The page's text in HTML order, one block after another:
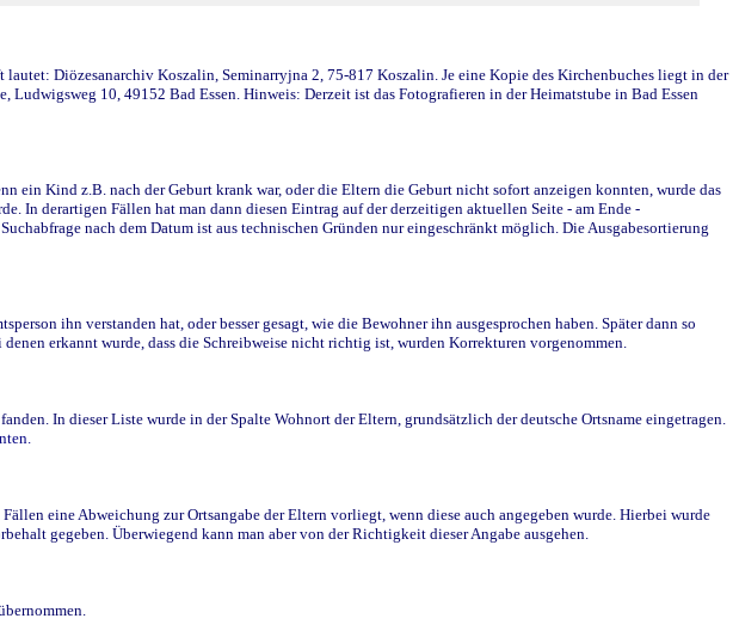
Diözesanarchiv Koszalin, Seminarryjna 2, 75-817 Koszalin. Je eine Kopie des Kirchenbuches liegt in der
10, 49152 Bad Essen. Hinweis: Derzeit ist das Fotografieren in der Heimatstube in Bad Essen
ein Kind z.B. nach der Geburt krank war, oder die Eltern die Geburt nicht sofort anzeigen konnten, wurde das
In derartigen Fällen hat man dann diesen Eintrag auf der derzeitigen aktuellen Seite - am Ende -
nach dem Datum ist aus technischen Gründen nur eingeschränkt möglich. Die Ausgabesortierung
ihn verstanden hat, oder besser gesagt, wie die Bewohner ihn ausgesprochen haben. Später dann so
erkannt wurde, dass die Schreibweise nicht richtig ist, wurden Korrekturen vorgenommen.
In dieser Liste wurde in der Spalte Wohnort der Eltern, grundsätzlich der deutsche Ortsname eingetragen.
eine Abweichung zur Ortsangabe der Eltern vorliegt, wenn diese auch angegeben wurde. Hierbei wurde
gegeben. Überwiegend kann man aber von der Richtigkeit dieser Angabe ausgehen.